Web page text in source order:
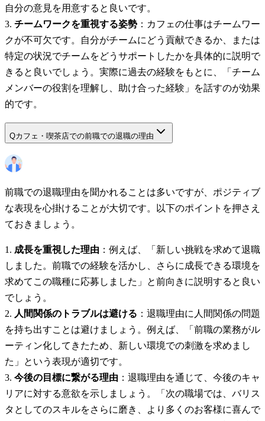
自分の意見を用意すると良いです。
チームワークを重視する姿勢 ：カフェの仕事はチームワー
クが不可欠です。自分がチームにどう貢献できるか、または
特定の状況でチームをどうサポートしたかを具体的に説明で
きると良いでしょう。実際に過去の経験をもとに、「チーム
メンバーの役割を理解し、助け合った経験」を話すのが効果
的です。
Qカフェ・喫茶店での前職での退職の理由
前職での退職理由を聞かれることは多いですが、ポジティブ
な表現を心掛けることが大切です。以下のポイントを押さえ
ておきましょう。
成長を重視した理由 ：例えば、「新しい挑戦を求めて退職
しました。前職での経験を活かし、さらに成長できる環境を
求めてこの職種に応募しました」と前向きに説明すると良い
でしょう。
人間関係のトラブルは避ける ：退職理由に人間関係の問題
を持ち出すことは避けましょう。例えば、「前職の業務がル
ーティン化してきたため、新しい環境での刺激を求めまし
た」という表現が適切です。
今後の目標に繋がる理由 ：退職理由を通じて、今後のキャ
リアに対する意欲を示しましょう。「次の職場では、バリス
タとしてのスキルをさらに磨き、より多くのお客様に喜んで